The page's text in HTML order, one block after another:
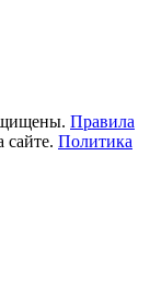
Правила
сайте. Политика